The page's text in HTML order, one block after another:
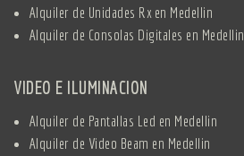
Alquiler de Unidades Rx en Medellin
Alquiler de Consolas Digitales en Medellin
VIDEO E ILUMINACION
Alquiler de Pantallas Led en Medellin
Alquiler de Video Beam en Medellin